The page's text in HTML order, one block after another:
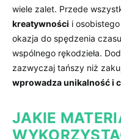
wiele zalet. Przede
⁢kreatywności ⁤i
okazja ⁣do spędzenia‌
wspólnego rękodzieła.
zazwyczaj tańszy niż
wprowadza‌ unikalność⁢ i
JAKIE